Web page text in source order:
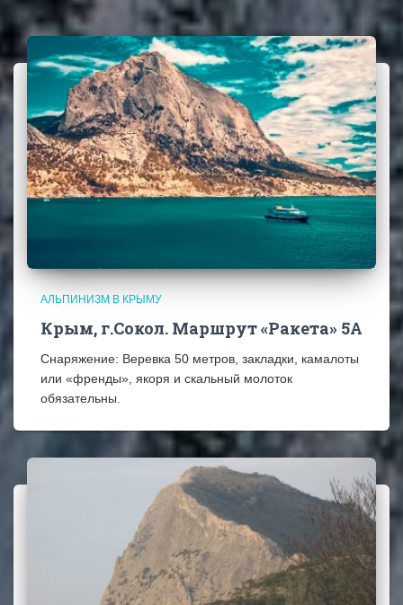
АЛЬПИНИЗМ В КРЫМУ
Крым, г.Сокол. Маршрут «Ракета» 5А
Снаряжение: Веревка 50 метров, закладки, камалоты
или «френды», якоря и скальный молоток
обязательны.